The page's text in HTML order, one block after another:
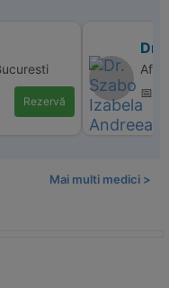
Rezervă
Dr.
📅
Mai multi medici >